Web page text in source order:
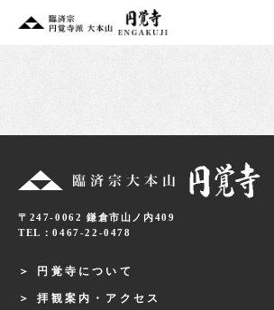
〒247-0062 鎌倉市山ノ内409
TEL：0467-22-0478
円覚寺について
拝観案内・アクセス